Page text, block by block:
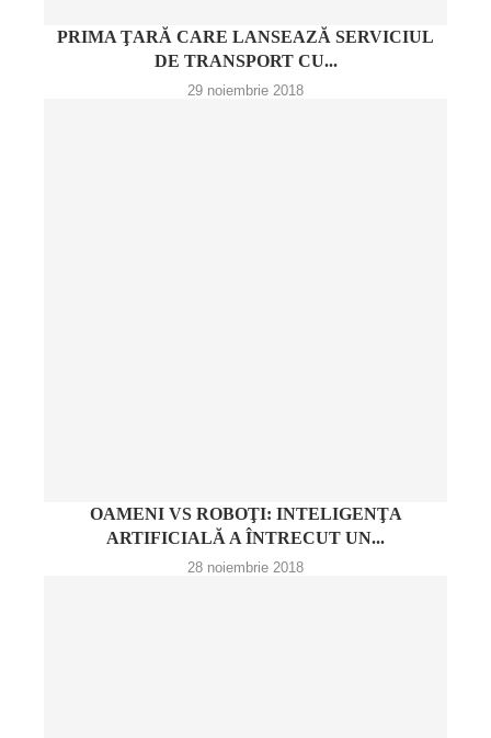
PRIMA ŢARĂ CARE LANSEAZĂ SERVICIUL
DE TRANSPORT CU...
29 noiembrie 2018
OAMENI VS ROBOŢI: INTELIGENŢA
ARTIFICIALĂ A ÎNTRECUT UN...
28 noiembrie 2018